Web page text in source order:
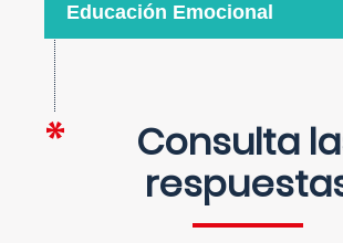
Educación Emocional
Consulta